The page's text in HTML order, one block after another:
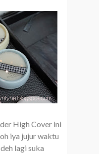
High Cover ini
iya jujur waktu
lagi suka